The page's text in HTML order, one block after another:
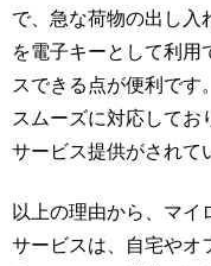
で、急な荷物の出し入
を電子キーとして利用
スできる点が便利です
スムーズに対応してお
サービス提供がされて
以上の理由から、マイ
サービスは、自宅やオ